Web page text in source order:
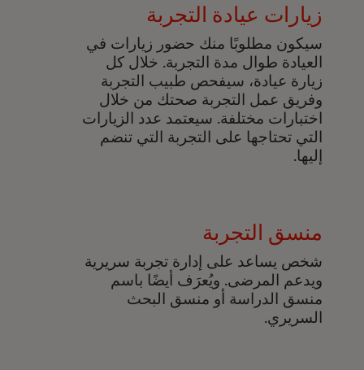
زيارات عيادة التجربة
سيكون مطلوبًا منك حضور زيارات في
العيادة طوال مدة التجربة. خلال كل
زيارة عيادة، سيفحص طبيب التجربة
وفريق عمل التجربة صحتك من خلال
اختبارات مختلفة. سيعتمد عدد الزيارات
التي تحتاجها على التجربة التي تنضم
إليها.
منسق التجربة
شخص يساعد على إدارة تجربة سريرية
ويدعم المرضى. ويُعرَف أيضًا باسم
منسق الدراسة أو منسق البحث
السريري.